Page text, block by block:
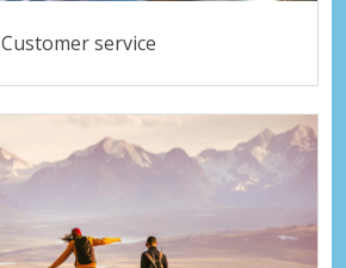
Customer service